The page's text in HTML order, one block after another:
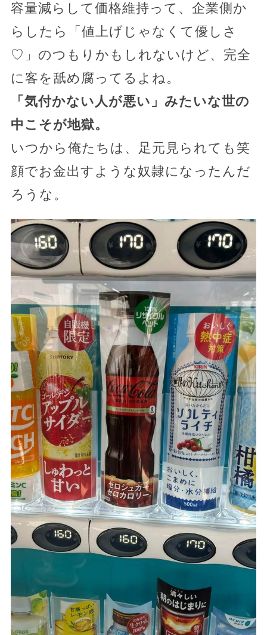
容量減らして価格維持って、企業側か
らしたら「値上げじゃなくて優しさ
♡」のつもりかもしれないけど、完全
に客を舐め腐ってるよね。
「気付かない人が悪い」みたいな世の
中こそが地獄。
いつから俺たちは、足元見られても笑
顔でお金出すような奴隷になったんだ
ろうな。